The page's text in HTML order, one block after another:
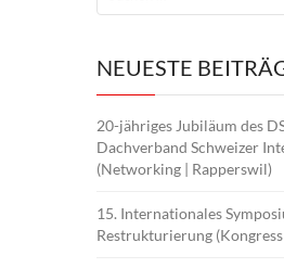
NEUESTE
20-jähriges Jubiläum des
Dachverband Schweizer
(Networking | Rapperswil)
15. Internationales
Restrukturierung